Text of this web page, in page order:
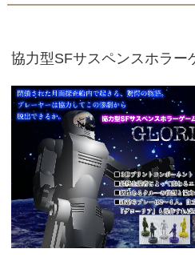
協力型SFサスペンスホラー